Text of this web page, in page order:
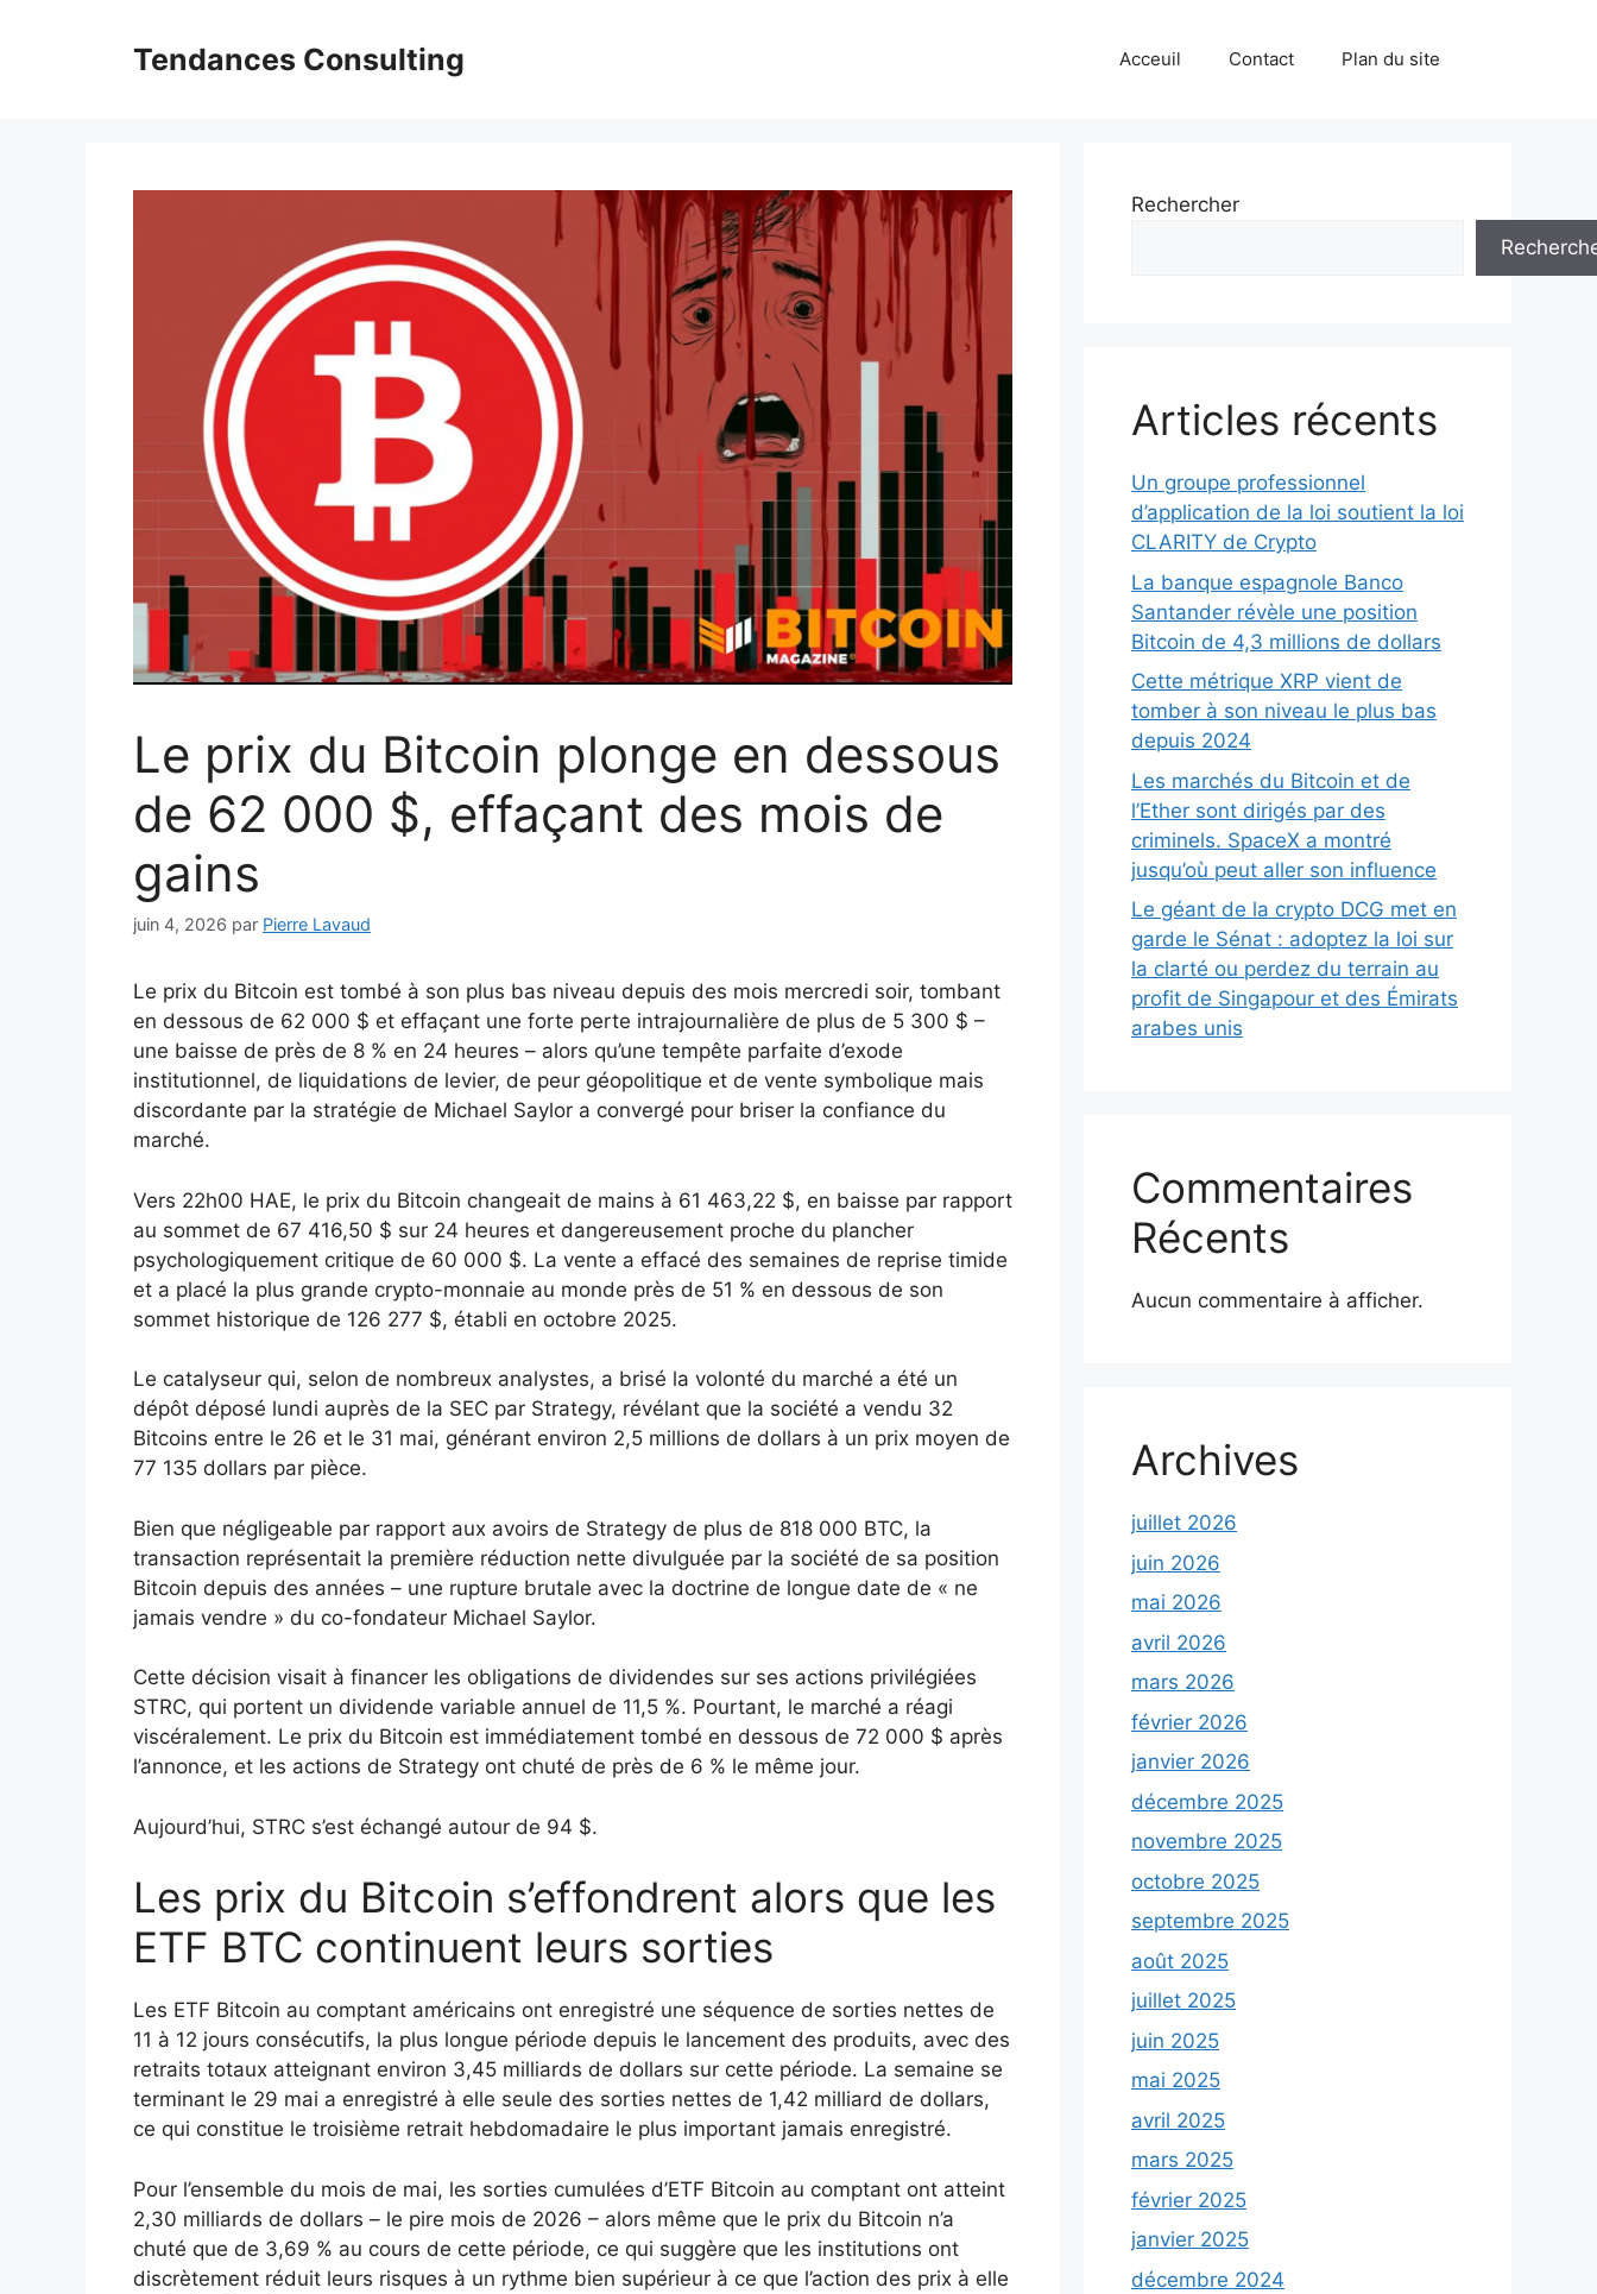
Tendances Consulting Acceuil Contact Plan du site
Le prix du Bitcoin plonge en dessous
de 62 000 $, effaçant des mois de
gains
juin 4, 2026 par Pierre Lavaud
Le prix du Bitcoin est tombé à son plus bas niveau depuis des mois mercredi soir, tombant
en dessous de 62 000 $ et effaçant une forte perte intrajournalière de plus de 5 300 $ –
une baisse de près de 8 % en 24 heures – alors qu’une tempête parfaite d’exode
institutionnel, de liquidations de levier, de peur géopolitique et de vente symbolique mais
discordante par la stratégie de Michael Saylor a convergé pour briser la confiance du
marché.
Vers 22h00 HAE, le prix du Bitcoin changeait de mains à 61 463,22 $, en baisse par rapport
au sommet de 67 416,50 $ sur 24 heures et dangereusement proche du plancher
psychologiquement critique de 60 000 $. La vente a effacé des semaines de reprise timide
et a placé la plus grande crypto-monnaie au monde près de 51 % en dessous de son
sommet historique de 126 277 $, établi en octobre 2025.
Le catalyseur qui, selon de nombreux analystes, a brisé la volonté du marché a été un
dépôt déposé lundi auprès de la SEC par Strategy, révélant que la société a vendu 32
Bitcoins entre le 26 et le 31 mai, générant environ 2,5 millions de dollars à un prix moyen de
77 135 dollars par pièce.
Bien que négligeable par rapport aux avoirs de Strategy de plus de 818 000 BTC, la
transaction représentait la première réduction nette divulguée par la société de sa position
Bitcoin depuis des années – une rupture brutale avec la doctrine de longue date de « ne
jamais vendre » du co-fondateur Michael Saylor.
Cette décision visait à financer les obligations de dividendes sur ses actions privilégiées
STRC, qui portent un dividende variable annuel de 11,5 %. Pourtant, le marché a réagi
viscéralement. Le prix du Bitcoin est immédiatement tombé en dessous de 72 000 $ après
l’annonce, et les actions de Strategy ont chuté de près de 6 % le même jour.
Aujourd’hui, STRC s’est échangé autour de 94 $.
Les prix du Bitcoin s’effondrent alors que les
ETF BTC continuent leurs sorties
Les ETF Bitcoin au comptant américains ont enregistré une séquence de sorties nettes de
11 à 12 jours consécutifs, la plus longue période depuis le lancement des produits, avec des
retraits totaux atteignant environ 3,45 milliards de dollars sur cette période. La semaine se
terminant le 29 mai a enregistré à elle seule des sorties nettes de 1,42 milliard de dollars,
ce qui constitue le troisième retrait hebdomadaire le plus important jamais enregistré.
Pour l’ensemble du mois de mai, les sorties cumulées d’ETF Bitcoin au comptant ont atteint
2,30 milliards de dollars – le pire mois de 2026 – alors même que le prix du Bitcoin n’a
chuté que de 3,69 % au cours de cette période, ce qui suggère que les institutions ont
discrètement réduit leurs risques à un rythme bien supérieur à ce que l’action des prix à elle
Rechercher
Articles récents
Un groupe professionnel
d’application de la loi soutient la loi
CLARITY de Crypto
La banque espagnole Banco
Santander révèle une position
Bitcoin de 4,3 millions de dollars
Cette métrique XRP vient de
tomber à son niveau le plus bas
depuis 2024
Les marchés du Bitcoin et de
l’Ether sont dirigés par des
criminels. SpaceX a montré
jusqu’où peut aller son influence
Le géant de la crypto DCG met en
garde le Sénat : adoptez la loi sur
la clarté ou perdez du terrain au
profit de Singapour et des Émirats
arabes unis
Commentaires
Récents
Aucun commentaire à afficher.
Archives
juillet 2026
juin 2026
mai 2026
avril 2026
mars 2026
février 2026
janvier 2026
décembre 2025
novembre 2025
octobre 2025
septembre 2025
août 2025
juillet 2025
juin 2025
mai 2025
avril 2025
mars 2025
février 2025
janvier 2025
décembre 2024